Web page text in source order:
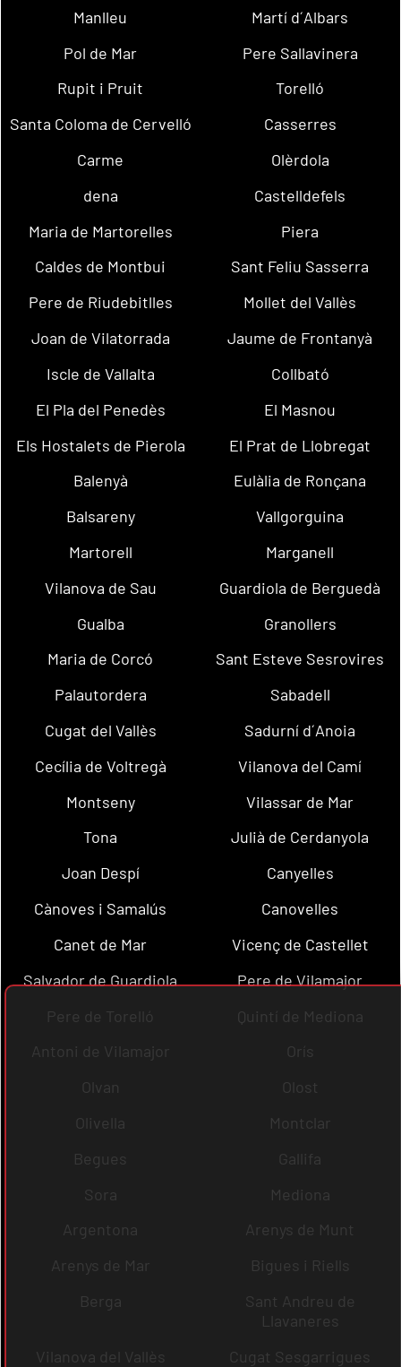
Manlleu
Martí d´Albars
Pol de Mar
Pere Sallavinera
Rupit i Pruit
Torelló
Santa Coloma de Cervelló
Casserres
Carme
Olèrdola
dena
Castelldefels
Maria de Martorelles
Piera
Caldes de Montbui
Sant Feliu Sasserra
Pere de Riudebitlles
Mollet del Vallès
Joan de Vilatorrada
Jaume de Frontanyà
Iscle de Vallalta
Collbató
El Pla del Penedès
El Masnou
Els Hostalets de Pierola
El Prat de Llobregat
Balenyà
Eulàlia de Ronçana
Balsareny
Vallgorguina
Martorell
Marganell
Vilanova de Sau
Guardiola de Berguedà
Gualba
Granollers
Maria de Corcó
Sant Esteve Sesrovires
Palautordera
Sabadell
Cugat del Vallès
Sadurní d´Anoia
Cecília de Voltregà
Vilanova del Camí
Montseny
Vilassar de Mar
Tona
Julià de Cerdanyola
Joan Despí
Canyelles
Cànoves i Samalús
Canovelles
Canet de Mar
Vicenç de Castellet
Salvador de Guardiola
Pere de Vilamajor
Pere de Torelló
Quintí de Mediona
Antoni de Vilamajor
Orís
Olvan
Olost
Olivella
Montclar
Begues
Gallifa
Sora
Mediona
Argentona
Arenys de Munt
Arenys de Mar
Bigues i Riells
Berga
Sant Andreu de
Llavaneres
Vilanova del Vallès
Cugat Sesgarrigues